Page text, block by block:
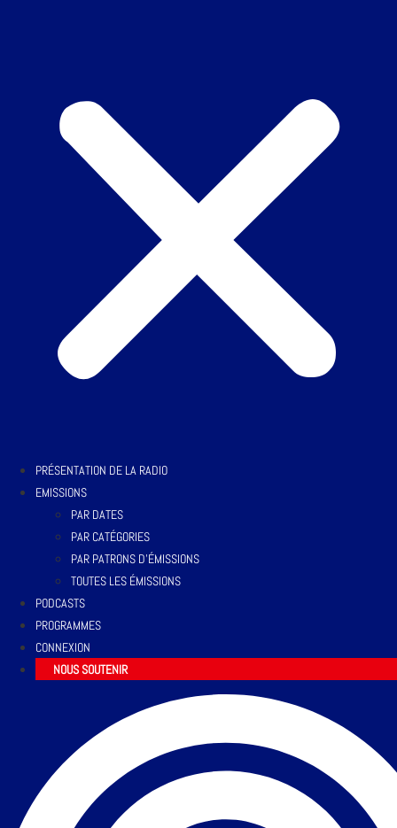
PRÉSENTATION DE LA RADIO
EMISSIONS
PAR DATES
PAR CATÉGORIES
PAR PATRONS D’ÉMISSIONS
TOUTES LES ÉMISSIONS
PODCASTS
PROGRAMMES
CONNEXION
NOUS SOUTENIR